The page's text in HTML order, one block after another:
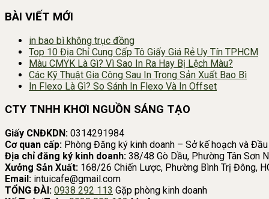
BÀI VIẾT MỚI
in bao bì không trục đồng
Top 10 Địa Chỉ Cung Cấp Tô Giấy Giá Rẻ Uy Tín TPHCM
Màu CMYK Là Gì? Vì Sao In Ra Hay Bị Lệch Màu?
Các Kỹ Thuật Gia Công Sau In Trong Sản Xuất Bao Bì
In Flexo Là Gì? So Sánh In Flexo Và In Offset
CTY TNHH KHƠI NGUỒN SÁNG TẠO
Giấy CNĐKDN: 0314291984
Cơ quan cấp: Phòng Đăng ký kinh doanh – Sở kế hoạch và
Địa chỉ đăng ký kinh doanh: 38/48 Gò Dầu, Phường Tân Sơn
Xưởng Sản Xuất: 168/26 Chiến Lược, Phường Bình Trị Đông,
Email: intuicafe@gmail.com
TỔNG ĐÀI: 0938 292 113 Gặp phòng kinh doanh